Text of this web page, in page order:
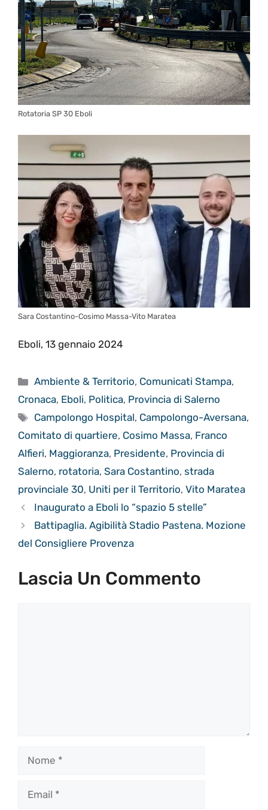
Rotatoria SP 30 Eboli
Sara Costantino-Cosimo Massa-Vito Maratea
Eboli, 13 gennaio 2024
Categorie
Ambiente & Territorio, Comunicati Stampa,
Cronaca, Eboli, Politica, Provincia di Salerno
Tag
Campolongo Hospital, Campolongo-Aversana,
Comitato di quartiere, Cosimo Massa, Franco
Alfieri, Maggioranza, Presidente, Provincia di
Salerno, rotatoria, Sara Costantino, strada
provinciale 30, Uniti per il Territorio, Vito Maratea
Inaugurato a Eboli lo “spazio 5 stelle”
Battipaglia. Agibilità Stadio Pastena. Mozione
del Consigliere Provenza
Lascia Un Commento